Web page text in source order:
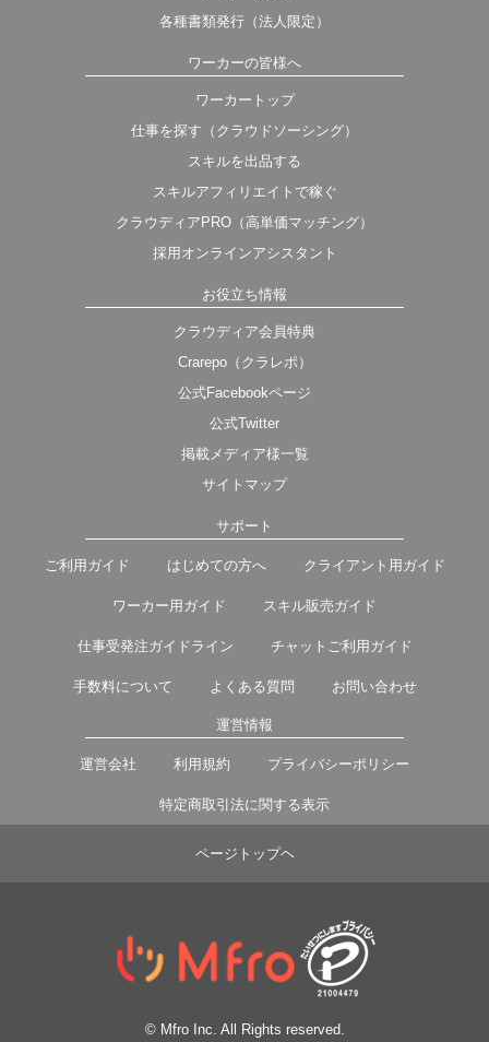
各種書類発行（法人限定）
ワーカーの皆様へ
ワーカートップ
仕事を探す（クラウドソーシング）
スキルを出品する
スキルアフィリエイトで稼ぐ
クラウディアPRO（高単価マッチング）
採用オンラインアシスタント
お役立ち情報
クラウディア会員特典
Crarepo（クラレポ）
公式Facebookページ
公式Twitter
掲載メディア様一覧
サイトマップ
サポート
ご利用ガイド はじめての方へ クライアント用ガイド
ワーカー用ガイド スキル販売ガイド
仕事受発注ガイドライン チャットご利用ガイド
手数料について よくある質問 お問い合わせ
運営情報
運営会社 利用規約 プライバシーポリシー
特定商取引法に関する表示
ページトップヘ
© Mfro Inc. All Rights reserved.